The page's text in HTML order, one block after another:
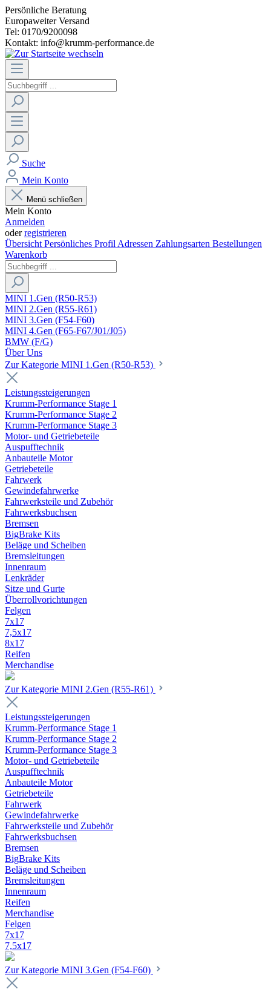
Persönliche Beratung
Europaweiter Versand
Tel: 0170/9200098
Kontakt: info@krumm-performance.de
Suche
Mein Konto
Menü schließen
Mein Konto
Anmelden
oderregistrieren
Übersicht Persönliches Profil Adressen Zahlungsarten Bestellungen
Warenkorb
MINI 1.Gen (R50-R53)
MINI 2.Gen (R55-R61)
MINI 3.Gen (F54-F60)
MINI 4.Gen (F65-F67/J01/J05)
BMW (F/G)
Über Uns
Zur Kategorie MINI 1.Gen (R50-R53)
Leistungssteigerungen
Krumm-Performance Stage 1
Krumm-Performance Stage 2
Krumm-Performance Stage 3
Motor- und Getriebeteile
Auspufftechnik
Anbauteile Motor
Getriebeteile
Fahrwerk
Gewindefahrwerke
Fahrwerksteile und Zubehör
Fahrwerksbuchsen
Bremsen
BigBrake Kits
Beläge und Scheiben
Bremsleitungen
Innenraum
Lenkräder
Sitze und Gurte
Überrollvorichtungen
Felgen
7x17
7,5x17
8x17
Reifen
Merchandise
Zur Kategorie MINI 2.Gen (R55-R61)
Leistungssteigerungen
Krumm-Performance Stage 1
Krumm-Performance Stage 2
Krumm-Performance Stage 3
Motor- und Getriebeteile
Auspufftechnik
Anbauteile Motor
Getriebeteile
Fahrwerk
Gewindefahrwerke
Fahrwerksteile und Zubehör
Fahrwerksbuchsen
Bremsen
BigBrake Kits
Beläge und Scheiben
Bremsleitungen
Innenraum
Reifen
Merchandise
Felgen
7x17
7,5x17
Zur Kategorie MINI 3.Gen (F54-F60)